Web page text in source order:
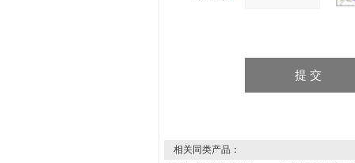
相关同类产品：